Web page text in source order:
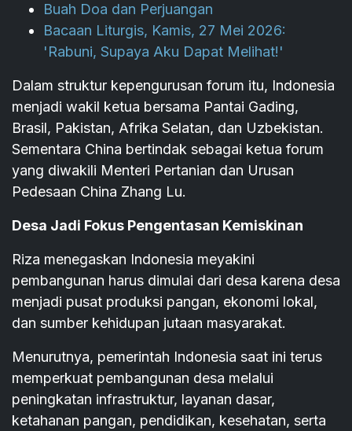
Buah Doa dan Perjuangan
Bacaan Liturgis, Kamis, 27 Mei 2026:
'Rabuni, Supaya Aku Dapat Melihat!'
Dalam struktur kepengurusan forum itu, Indonesia
menjadi wakil ketua bersama Pantai Gading,
Brasil, Pakistan, Afrika Selatan, dan Uzbekistan.
Sementara China bertindak sebagai ketua forum
yang diwakili Menteri Pertanian dan Urusan
Pedesaan China Zhang Lu.
Desa Jadi Fokus Pengentasan Kemiskinan
Riza menegaskan Indonesia meyakini
pembangunan harus dimulai dari desa karena desa
menjadi pusat produksi pangan, ekonomi lokal,
dan sumber kehidupan jutaan masyarakat.
Menurutnya, pemerintah Indonesia saat ini terus
memperkuat pembangunan desa melalui
peningkatan infrastruktur, layanan dasar,
ketahanan pangan, pendidikan, kesehatan, serta